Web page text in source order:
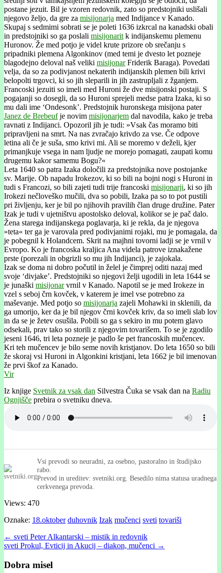
postane jezuit. Bil je vzoren redovnik, zato so predstojniki uslišali
njegovo željo, da gre za misijonarja med Indijance v Kanado.
Skupaj s sedmimi sobrati se je poleti 1636 izkrcal na kanadski obali
in predstojniki so ga poslali misijonarit k indijanskemu plemenu
Huronov. Že med potjo je videl krute prizore ob srečanju s
pripadniki plemena Algonkinov (med temi je dvesto let pozneje
blagodejno deloval naš veliki misijonarFriderik Baraga). Povedati
velja, da so za podivjanost nekaterih indijanskih plemen bili krivi
belopolti trgovci, ki so jih sleparili in jih zastrupljali z žganjem.
Francoski jezuiti so imeli med Huroni že dve misijonski postaji. S
pogajanji so dosegli, da so Huroni sprejeli medse patra Izaka, ki so
mu dali ime ‘Ondesonk’. Predstojnik huronskega misijona pater
Janez de Brebeufje novim misijonarjem dal navodila, kako je treba
ravnati z Indijanci. Opozoril jih je tudi: »Vsak čas moramo biti
pripravljeni na smrt. Na nas zvračajo krivdo za vse. Če odpove
letina ali če je suša, smo krivi mi. Ali se moremo v deželi, kjer
primanjkuje vsega in nam ljudje ne morejo pomagati, zaupati komu
drugemu kakor samemu Bogu?«
Leta 1640 so patra Izaka določili za predstojnika nove postojanke
sv. Marije. Ob napadu Irokezov, ki so bili na bojni nogi s Huroni in
tudi s Francozi, so bili zajeti tudi trije francoski misijonarji, ki so jih
Irokezi nečloveško mučili, dva so pobili, Izaka pa so to pot pustili
pri življenju, ker je bil po njihovih pravilih član druge družine. Pater
Izak je tudi v ujetništvu apostolsko deloval, kolikor se je pač dalo.
Žena starega indijanskega poglavarja, ki je rekla, da je njegova
»teta« ter ga je varovala pred podivjanimi rojaki, mu je pomagala, da
je pobegnil k Holandcem. Skrit na majhni tovorni ladji se je vrnil v
Evropo. Ko je francoska kraljica Ana videla patrove iznakažene
prste (porezali in obgrizli so mu jih Indijanci), je zajokala.
Izak se doma ni dobro počutil in želel je čimprej oditi nazaj med
svoje ‘divjake’. Predstojniki so njegovi želji ugodili in leta 1644 se
je junaški misijonarvrnil v Kanado. Napotil se je med Irokeze in
vzel s seboj črn kovček, v katerem je imel vse potrebno za
maševanje. Med potjo so misijonarja zajeli Mohawki in sklenili, da
ga umorijo, ker da je bil njegov črni kovček kriv, da so imeli slab lov
in da se je žetev osušila. Pobili so ga s sekiro in mu potem glavo
odsekali, prav tako so storili z njegovim tovarišem. To se je zgodilo
jeseni 1646, tri leta pozneje je padlo še pet francoskih mučencev.
Kri teh mučencev je bilo seme novih kristjanov. Do leta 1650 so bili
že skoraj vsi Huroni in Algonkini kristjani, leta 1662 je bil imenovan
že prvi škof za Kanado.
Vir
Iz knjige Svetnik za vsak dan Silvestra Čuka se vsak dan na Radiu
Ognjišče prebira o svetniku dneva.
Vsi prevodi so neuradni, za osebno, pastoralno in študijsko
rabo.
Prevod in ureditev: svetniki.org. Besedilo nima statusa uradnega
cerkvenega prevoda.
Views: 470
Oznake: 18.oktober duhovnik Izak mučenci sveti tovariši
Post
navigation
← sveti Peter Alkantarski – mistik in redovnik
sveti Prokul, Evticij in Akucij – diakon, mučenci →
Dobra misel